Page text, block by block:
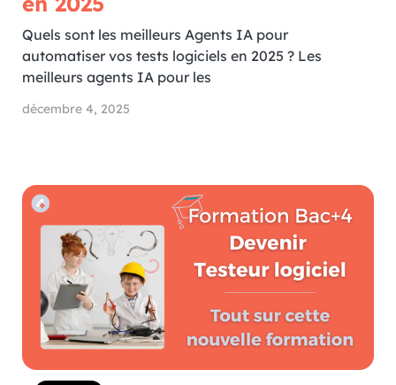
Quels sont les meilleurs Agents IA pour
automatiser vos tests logiciels en 2025 ? Les
meilleurs agents IA pour les
décembre 4, 2025